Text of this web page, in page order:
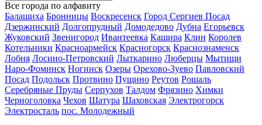
Все города по алфавиту
Балашиха Бронницы Воскресенск Город Сергиев Посад
Дзержинский Долгопрудный Домодедово Дубна Егорьевск
Жуковский Звенигород Ивантеевка Кашира Клин Королев
Котельники Красноармейск Красногорск Краснознаменск
Лобня Лосино-Петровский Лыткарино Люберцы Мытищи
Наро-Фоминск Ногинск Озеры Орехово-Зуево Павловский
Посад Подольск Протвино Пущино Реутов Рошаль
Серебряные Пруды Серпухов Талдом Фрязино Химки
Черноголовка Чехов Шатура Шаховская Электрогорск
Электросталь пос. Молодежный